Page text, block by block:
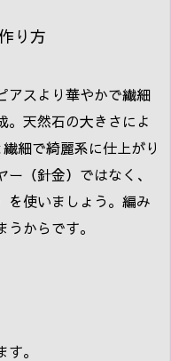
り方
アスより華やかで繊細
。天然石の大きさによ
細で綺麗系に仕上がり
（針金）ではなく、
を使いましょう。編み
からです。
。